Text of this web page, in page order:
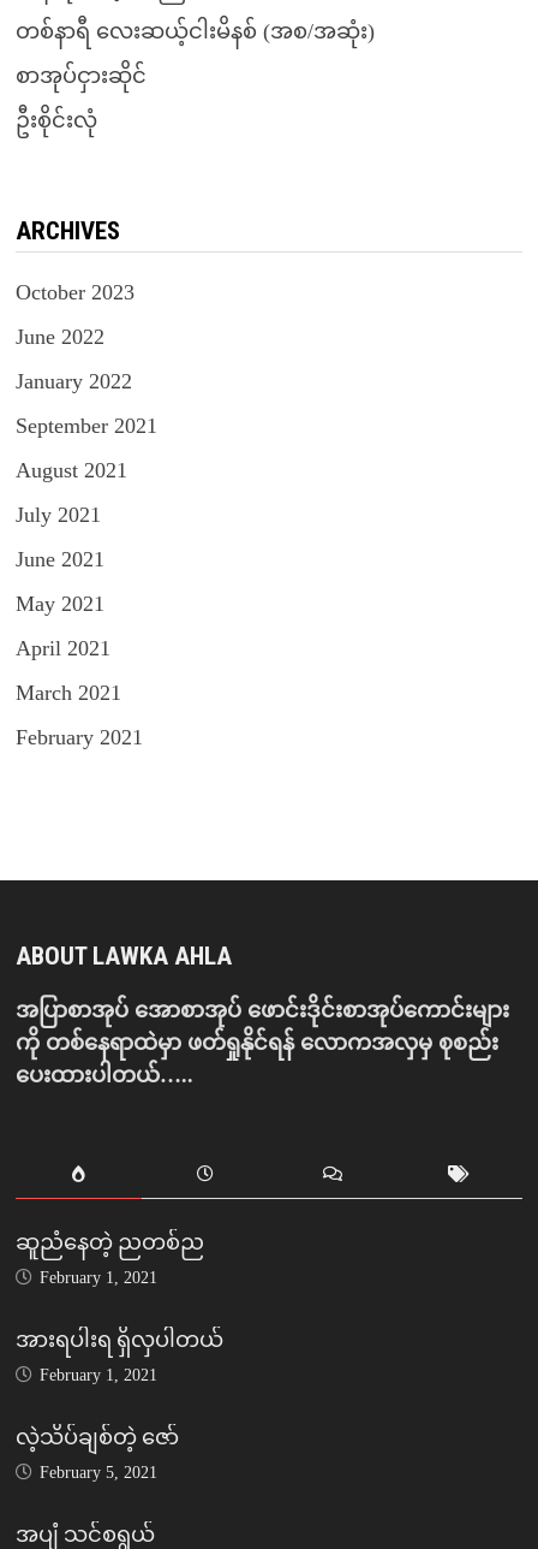
တစ်နာရီ လေးဆယ့်ငါးမိနစ် (အစ/အဆုံး)
စာအုပ်ငှားဆိုင်
ဦးစိုင်းလုံ
ARCHIVES
October 2023
June 2022
January 2022
September 2021
August 2021
July 2021
June 2021
May 2021
April 2021
March 2021
February 2021
ABOUT LAWKA AHLA
အပြာစာအုပ် အောစာအုပ် ဖောင်းဒိုင်းစာအုပ်ကောင်းများ
ကို တစ်နေရာထဲမှာ ဖတ်ရှုနိုင်ရန် လောကအလှမှ စုစည်း
ပေးထားပါတယ်…..
ဆူညံနေတဲ့ ညတစ်ည
February 1, 2021
အားရပါးရ ရှိလှပါတယ်
February 1, 2021
လဲ့သိပ်ချစ်တဲ့ ဇော်
February 5, 2021
အပျံ သင်စရွယ်